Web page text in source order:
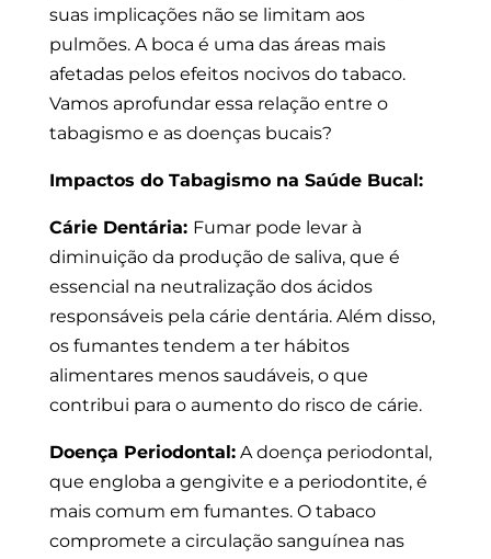
suas implicações não se limitam aos
pulmões. A boca é uma das áreas mais
afetadas pelos efeitos nocivos do tabaco.
Vamos aprofundar essa relação entre o
tabagismo e as doenças bucais?
Impactos do Tabagismo na Saúde Bucal:
Cárie Dentária: Fumar pode levar à
diminuição da produção de saliva, que é
essencial na neutralização dos ácidos
responsáveis pela cárie dentária. Além disso,
os fumantes tendem a ter hábitos
alimentares menos saudáveis, o que
contribui para o aumento do risco de cárie.
Doença Periodontal:A doença periodontal,
que engloba a gengivite e a periodontite, é
mais comum em fumantes. O tabaco
compromete a circulação sanguínea nas